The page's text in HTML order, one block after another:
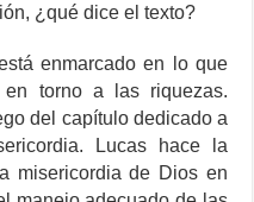
¿qué dice el texto?
enmarcado en lo que
en torno a las riquezas.
del capítulo dedicado a
Lucas hace la
misericordia de Dios en